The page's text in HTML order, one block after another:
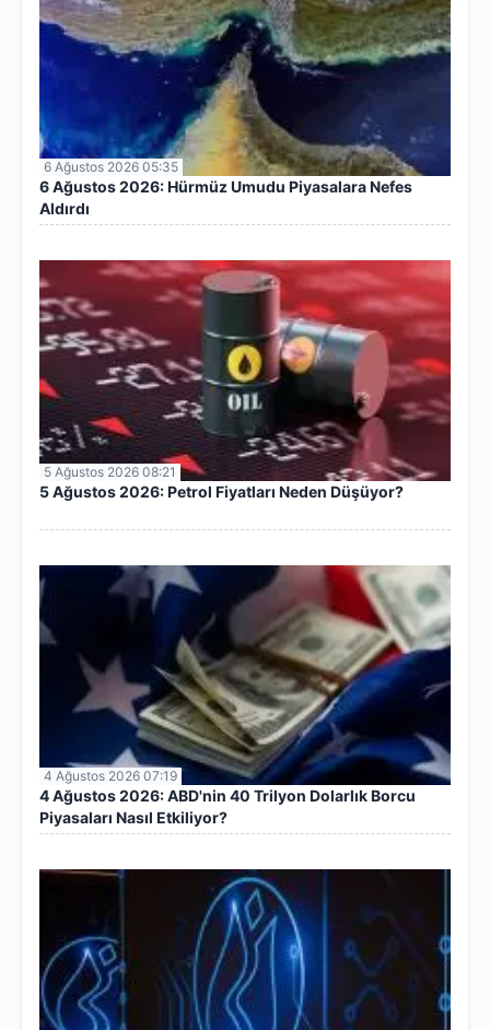
6 Ağustos 2026 05:35
6 Ağustos 2026: Hürmüz Umudu Piyasalara Nefes
Aldırdı
5 Ağustos 2026 08:21
5 Ağustos 2026: Petrol Fiyatları Neden Düşüyor?
4 Ağustos 2026 07:19
4 Ağustos 2026: ABD'nin 40 Trilyon Dolarlık Borcu
Piyasaları Nasıl Etkiliyor?